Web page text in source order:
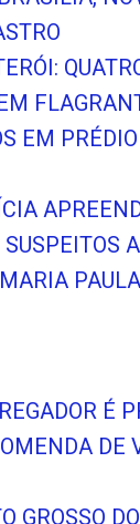
EM
PAULA
É
DE
GROSSO